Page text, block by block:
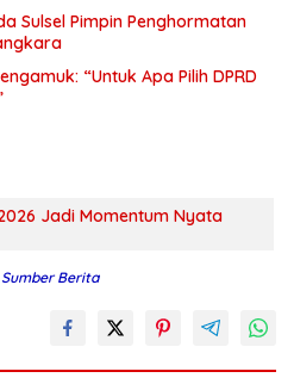
Sulsel Pimpin Penghormatan
“Untuk Apa Pilih DPRD
Jadi Momentum Nyata
Sumber Berita